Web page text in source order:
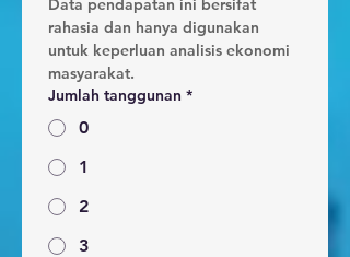
Data pendapatan ini bersifat
rahasia dan hanya digunakan
untuk keperluan analisis ekonomi
masyarakat.
Jumlah tanggunan *
0
1
2
3